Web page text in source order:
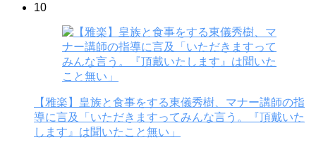
10
【雅楽】皇族と食事をする東儀秀樹、マナー講師の指
導に言及「いただきますってみんな言う。『頂戴いた
します』は聞いたこと無い」